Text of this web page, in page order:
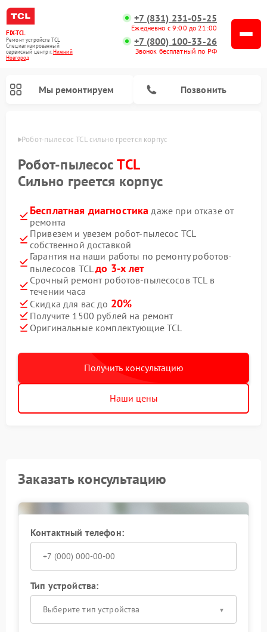
FIX-TCL
Ремонт устройств TCL
Специализированный
cервисный центр г.Нижний
Новгород
+7 (831) 231-05-25
Ежедневно с 9:00 до 21:00
+7 (800) 100-33-26
Звонок бесплатный по РФ
Мы ремонтируем Позвонить
Робот-пылесос TCL сильно греется корпус
Робот-пылесосTCL
Сильно греется корпус
Бесплатная диагностика даже при отказе от
ремонта
Привезем и увезем робот-пылесос TCL
собственной доставкой
Гарантия на наши работы по ремонту роботов-
пылесосов TCLдо 3-х лет
Срочный ремонт роботов-пылесосов TCL в
течении часа
Скидка для вас до 20%
Получите 1500 рублей на ремонт
Оригинальные комплектующие TCL
Получить консультацию
Наши цены
Заказать консультацию
Контактный телефон:
Тип устройства:
Выберите тип устройства